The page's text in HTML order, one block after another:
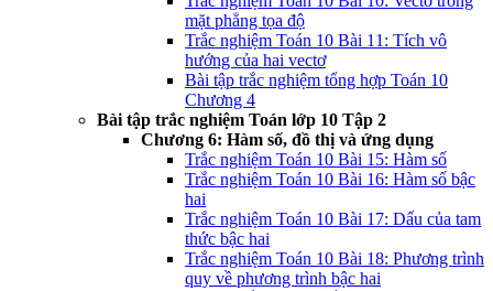
mặt phẳng tọa độ
Trắc nghiệm Toán 10 Bài 11: Tích vô
hướng của hai vectơ
Bài tập trắc nghiệm tổng hợp Toán 10
Chương 4
Bài tập trắc nghiệm Toán lớp 10 Tập 2
Chương 6: Hàm số, đồ thị và ứng dụng
Trắc nghiệm Toán 10 Bài 15: Hàm số
Trắc nghiệm Toán 10 Bài 16: Hàm số bậc
hai
Trắc nghiệm Toán 10 Bài 17: Dấu của tam
thức bậc hai
Trắc nghiệm Toán 10 Bài 18: Phương trình
quy về phương trình bậc hai